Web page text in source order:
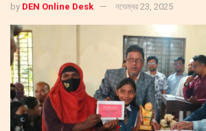
by DEN Online Desk নভেম্বর 23, 2025